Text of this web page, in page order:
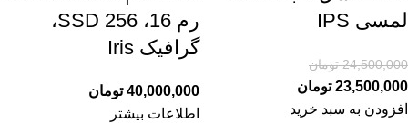
لمسی IPS
24,500,000 تومان
23,500,000 تومان
افزودن به سبد خرید
رم 16، SSD 256،
گرافیک Iris
40,000,000 تومان
اطلاعات بیشتر